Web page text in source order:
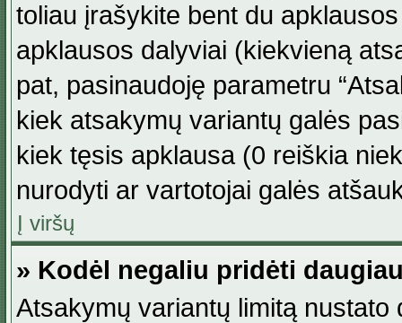
toliau įrašykite bent du
apklausos dalyviai (kiekvieną
pat, pasinaudoję parametru
kiek atsakymų variantų galės
kiek tęsis apklausa (0 reiškia
nurodyti ar vartotojai galės
Į viršų
» Kodėl negaliu pridėti
Atsakymų variantų limitą